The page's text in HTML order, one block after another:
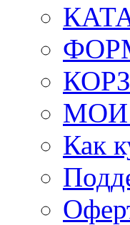
МОИ
Как